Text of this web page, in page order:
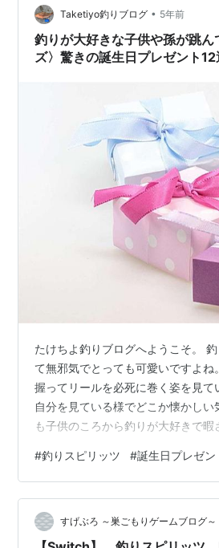
ームーコーナーの 釣りスピリッツに
Taketiyo釣りブログ • 5年前
釣りが大好きな子供や孫が跳ん
ズ〉驚きの誕生日プレゼント12
たけちよ釣りブログへようこそ。
て無邪気でとっても可愛いですよね
握ってリールを必死に巻く姿を見て
自分を見ている様でどこか懐かしい
も子供のころから釣りが大好きで暇
て遊ぶそんな子供でした。 さて、今
なお子さんやお孫さんが飛んで喜ぶ
の誕生日プレゼント18選！」につ
て参りました。 私自身が子供時代に
かった驚きの誕生日プレゼンなど
#釣りスピリッツ #誕生日プレゼン
すげぶろ ～巣ごもりゲームブログ～